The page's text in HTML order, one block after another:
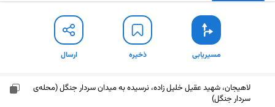
مسیریابی ذخیره ارسال
لاهیجان، شهید عقیل خلیل زاده، نرسیده به میدان سردار جنگل (محله‌ی
سردار جنگل)